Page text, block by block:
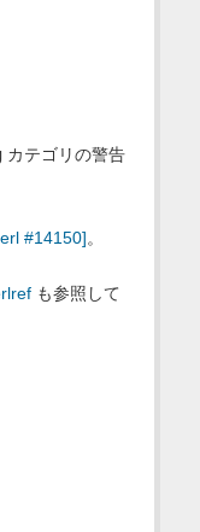
カテゴリの警告
#14150]。
も参照して